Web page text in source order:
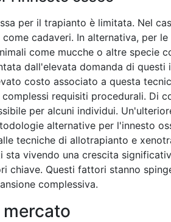
per il trapianto è limitata. Nel
cadaveri. In alternativa, per
come mucche o altre specie
dall'elevata domanda di questi
costo associato a questa
requisiti procedurali. Di
per alcuni individui.
alternative per l'innesto
tecniche di allotrapianto e
sta vivendo una crescita
chiave. Questi fattori stanno
complessiva.